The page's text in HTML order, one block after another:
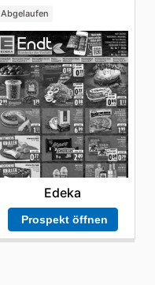
Abgelaufen
Edeka
Prospekt öffnen